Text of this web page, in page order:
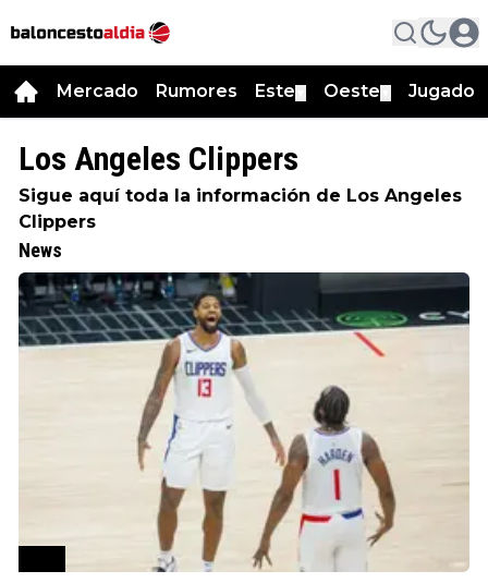
Mercado Rumores Este Oeste
Los Angeles Clippers
Sigue aquí toda la información de Los Angeles
Clippers
News